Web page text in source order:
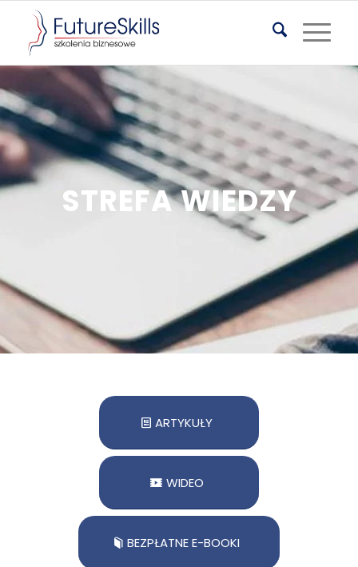
STREFA WIEDZY
ARTYKUŁY
WIDEO
BEZPŁATNE E-BOOKI